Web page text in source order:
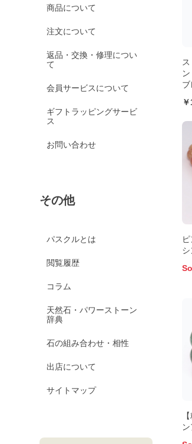
商品について
注文について
返品・交換・修理につい
て
会員サービスについて
ギフトラッピングサービ
ス
お問い合わせ
その他
パスクルとは
閲覧履歴
コラム
天然石・パワーストーン
辞典
石の組み合わせ・相性
出店について
サイトマップ
ブ